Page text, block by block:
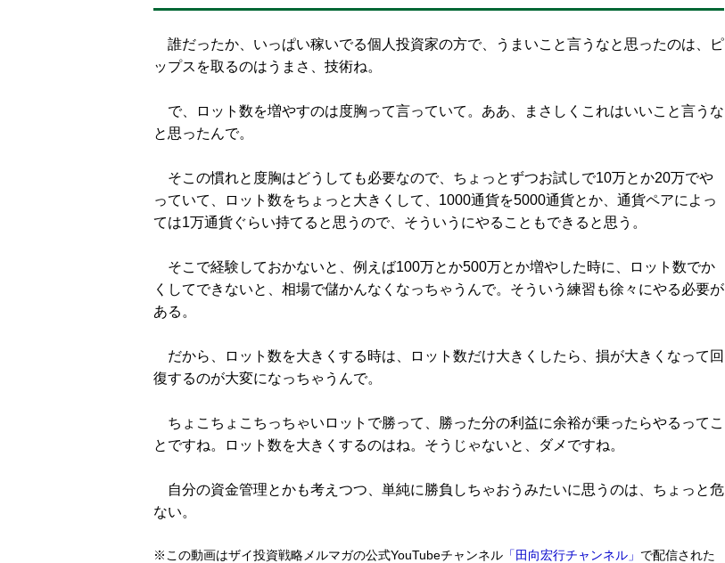
誰だったか、いっぱい稼いでる個人投資家の方で、うまいこと言うなと思ったのは、ピ
ップスを取るのはうまさ、技術ね。
で、ロット数を増やすのは度胸って言っていて。ああ、まさしくこれはいいこと言うな
と思ったんで。
そこの慣れと度胸はどうしても必要なので、ちょっとずつお試しで10万とか20万でや
っていて、ロット数をちょっと大きくして、1000通貨を5000通貨とか、通貨ペアによっ
ては1万通貨ぐらい持てると思うので、そういうにやることもできると思う。
そこで経験しておかないと、例えば100万とか500万とか増やした時に、ロット数でか
くしてできないと、相場で儲かんなくなっちゃうんで。そういう練習も徐々にやる必要が
ある。
だから、ロット数を大きくする時は、ロット数だけ大きくしたら、損が大きくなって回
復するのが大変になっちゃうんで。
ちょこちょこちっちゃいロットで勝って、勝った分の利益に余裕が乗ったらやるってこ
とですね。ロット数を大きくするのはね。そうじゃないと、ダメですね。
自分の資金管理とかも考えつつ、単純に勝負しちゃおうみたいに思うのは、ちょっと危
ない。
※この動画はザイ投資戦略メルマガの公式YouTubeチャンネル 「田向宏行チャンネル」 で配信された